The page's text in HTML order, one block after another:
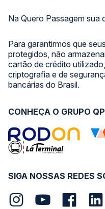
Na Quero Passagem sua
Para garantirmos que
protegidos, não
cartão de crédito
criptografia e de
bancárias do Brasil.
SIGA NOSSAS REDES
CONHEÇA O GRUPO